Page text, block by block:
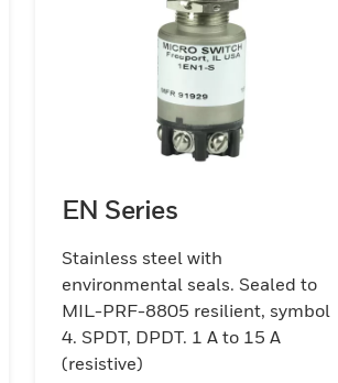
EN Series
Stainless steel with
environmental seals. Sealed to
MIL-PRF-8805 resilient, symbol
4. SPDT, DPDT. 1 A to 15 A
(resistive)